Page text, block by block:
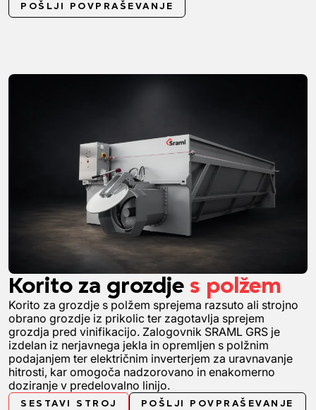
POŠLJI POVPRAŠEVANJE
Korito za grozdje s polžem
Korito za grozdje s polžem sprejema razsuto ali strojno
obrano grozdje iz prikolic ter zagotavlja sprejem
grozdja pred vinifikacijo. Zalogovnik SRAML GRS je
izdelan iz nerjavnega jekla in opremljen s polžnim
podajanjem ter električnim inverterjem za uravnavanje
hitrosti, kar omogoča nadzorovano in enakomerno
doziranje v predelovalno linijo.
SESTAVI STROJ POŠLJI POVPRAŠEVANJE